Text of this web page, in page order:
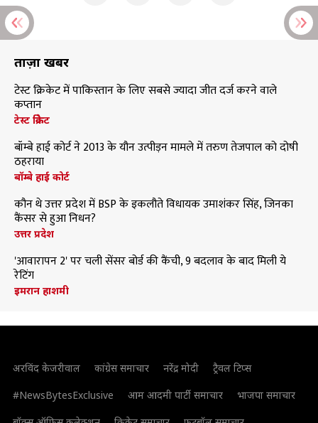
ताज़ा खबरें
टेस्ट क्रिकेट में पाकिस्तान के लिए सबसे ज्यादा जीत दर्ज करने वाले
कप्तान
टेस्ट क्रिकेट
बॉम्बे हाई कोर्ट ने 2013 के यौन उत्पीड़न मामले में तरुण तेजपाल को दोषी
ठहराया
बॉम्बे हाई कोर्ट
कौन थे उत्तर प्रदेश में BSP के इकलौते विधायक उमाशंकर सिंह, जिनका
कैंसर से हुआ निधन?
उत्तर प्रदेश
'आवारापन 2' पर चली सेंसर बोर्ड की कैंची, 9 बदलाव के बाद मिली ये
रेटिंग
इमरान हाशमी
अरविंद केजरीवाल कांग्रेस समाचार नरेंद्र मोदी
ट्रैवल टिप्स
#NewsBytesExclusive
आम आदमी पार्टी समाचार
भाजपा समाचार